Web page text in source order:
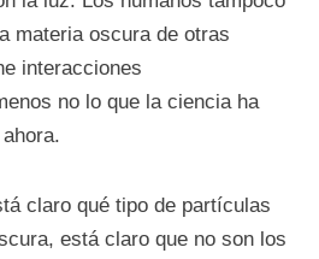
materia oscura de otras
interacciones
no lo que la ciencia ha
claro qué tipo de partículas
está claro que no son los